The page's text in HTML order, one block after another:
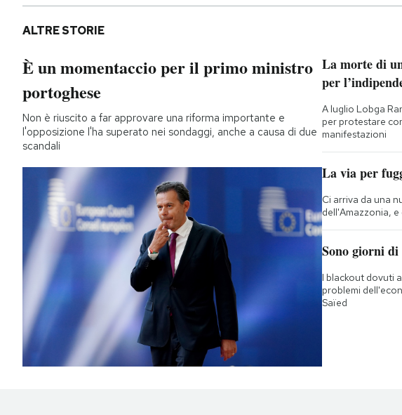
ALTRE STORIE
È un momentaccio per il primo ministro
portoghese
Non è riuscito a far approvare una riforma importante e
l'opposizione l'ha superato nei sondaggi, anche a causa di due
scandali
La morte di
per
A luglio Lobga
per protestare
manifestazioni
La via per
Ci arriva da una
dell'Amazzonia,
Sono giorni
I blackout dovuti
problemi
Saïed